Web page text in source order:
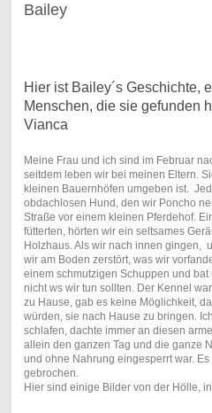
Bailey
Hier ist Bailey´s Geschichte,
Menschen, die sie gefunden
Vianca
Meine Frau und ich sind im Februar
seitdem leben wir bei meinen Eltern.
kleinen Bauernhöfen umgeben ist.
obdachlosen Hund, den wir Poncho
Straße vor einem kleinen Pferdehof.
fütterten, hörten wir ein seltsames
Holzhaus. Als wir nach innen gingen,
wir am Boden zerstört, was wir
einem schmutzigen Schuppen und bat
nicht ws wir tun sollten. Der Kennel
zu Hause, gab es keine Möglichkeit,
würden, sie nach Hause zu bringen.
schlafen, dachte immer an diesen
allein den ganzen Tag und die ganze
und ohne Nahrung eingesperrt war.
gebrochen.
Hier sind einige Bilder von der Hölle,